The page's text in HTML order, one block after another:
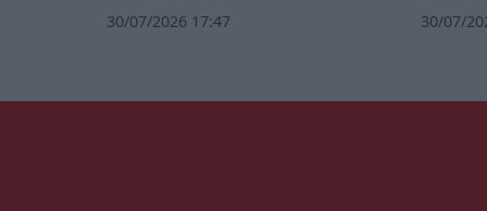
30/07/2026 17:47 30/07/